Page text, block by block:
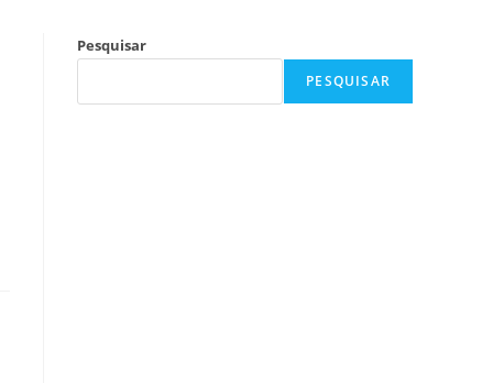
Pesquisar
PESQUISAR